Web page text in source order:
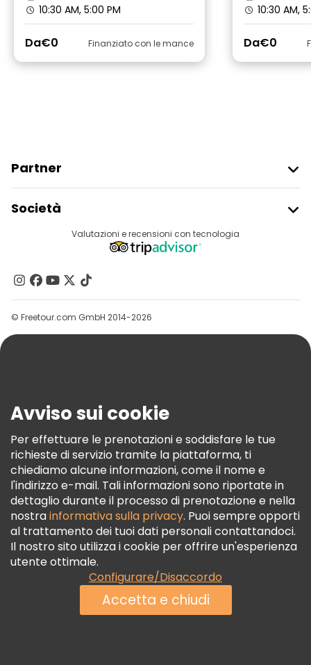
10:30 AM, 5:00 PM
Da€0 Finanziato con le mance
10:30 AM,
Da€0
Partner
Accesso Del Fornitore
Programma Di Affiliazione
Società
Destinazioni
Contattaci
Gruppi
Aiuto
Termini E Condizioni
Informativa Sui Cookie
Freetour Premi
Programma Di Fidelizzazione
Valutazioni e recensioni con tecnologia
© Freetour.com GmbH 2014-2026
Avviso sui cookie
Per effettuare le prenotazioni e soddisfare le tue
richieste di servizio tramite la piattaforma, ti
chiediamo alcune informazioni, come il nome e
l'indirizzo e-mail. Tali informazioni sono riportate in
dettaglio durante il processo di prenotazione e nella
nostrainformativa sulla privacy. Puoi sempre opporti
al trattamento dei tuoi dati personali contattandoci.
Il nostro sito utilizza i cookie per offrire un'esperienza
utente ottimale.
Configurare/Disaccordo
Accetta e chiudi